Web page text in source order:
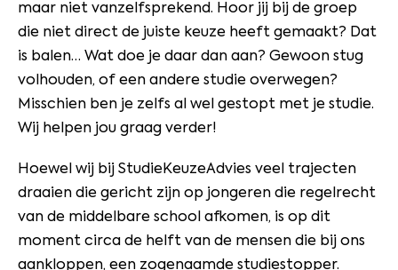
maar niet vanzelfsprekend. Hoor jij bij de groep
die niet direct de juiste keuze heeft gemaakt? Dat
is balen… Wat doe je daar dan aan? Gewoon stug
volhouden, of een andere studie overwegen?
Misschien ben je zelfs al wel gestopt met je studie.
Wij helpen jou graag verder!
Hoewel wij bij StudieKeuzeAdvies veel trajecten
draaien die gericht zijn op jongeren die regelrecht
van de middelbare school afkomen, is op dit
moment circa de helft van de mensen die bij ons
aankloppen, een zogenaamde studiestopper.